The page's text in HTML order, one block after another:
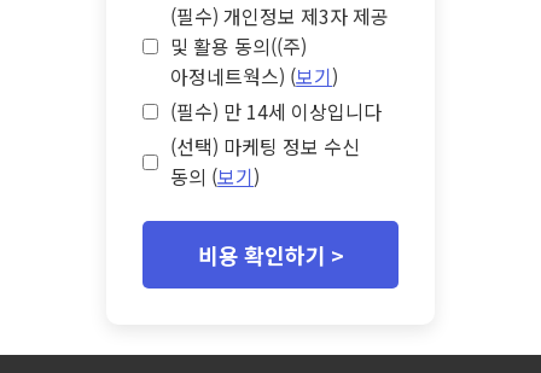
(필수) 개인정보 제3자 제공
및 활용 동의((주)
아정네트웍스) (보기)
(필수) 만 14세 이상입니다
(선택) 마케팅 정보 수신
동의 (보기)
비용 확인하기 >